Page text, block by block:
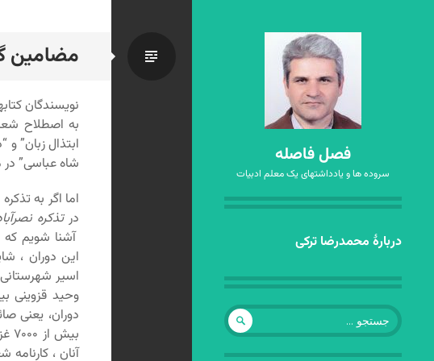
فصل فاصله
سروده ها و یادداشتهای یک معلم ادبیات
رفتن
نوشته‌ها
دربارهٔ محمدرضا ترکی
جستجو
برای:
مضامیناستاندارد
نویسندگان
به اصطلاح
ابتذال زبان”
شاه عباسی” در
اما اگر به
درتذکره
آشنا شویم که
دوران، یعنی
آنان ،